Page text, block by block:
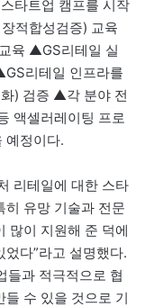
타트업 캠프를 시작
적합성검증) 교육
육 ▲GS리테일 실
리테일 인프라를
) 검증 ▲각 분야 전
액셀러레이팅 프로
예정이다.
리테일에 대한 스타
히 유망 기술과 전문
많이 지원해 준 덕에
다”라고 설명했다.
들과 적극적으로 협
수 있을 것으로 기